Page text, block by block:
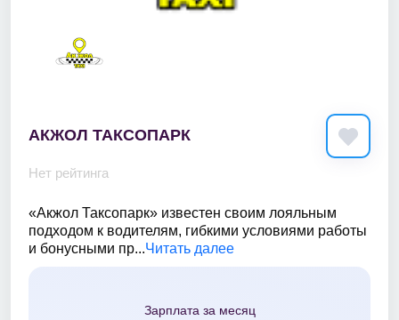
АКЖОЛ ТАКСОПАРК
Нет рейтинга
«Акжол Таксопарк» известен своим лояльным
подходом к водителям, гибкими условиями работы
и бонусными пр...Читать далее
Зарплата за месяц